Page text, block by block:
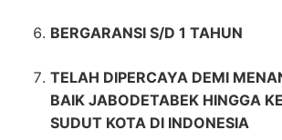
BERGARANSI S/D 1 TAHUN
TELAH DIPERCAYA DEMI
BAIK JABODETABEK HINGGA
SUDUT KOTA DI INDONESIA